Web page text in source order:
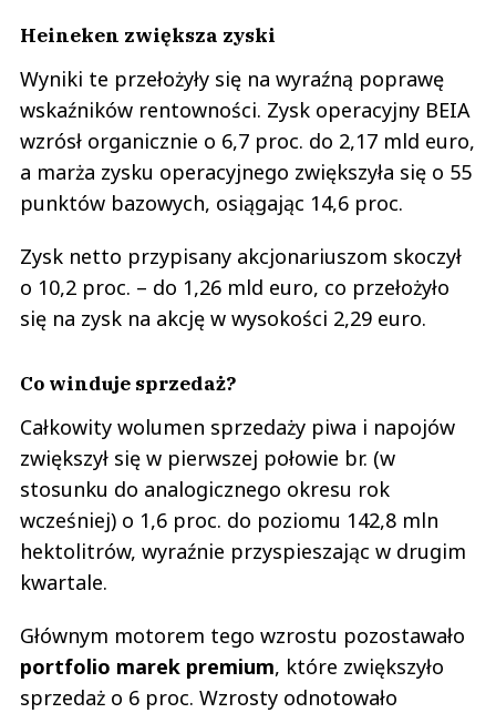
Heineken zwiększa zyski
Wyniki te przełożyły się na wyraźną poprawę
wskaźników rentowności. Zysk operacyjny BEIA
wzrósł organicznie o 6,7 proc. do 2,17 mld euro,
a marża zysku operacyjnego zwiększyła się o 55
punktów bazowych, osiągając 14,6 proc.
Zysk netto przypisany akcjonariuszom skoczył
o 10,2 proc. – do 1,26 mld euro, co przełożyło
się na zysk na akcję w wysokości 2,29 euro.
Co winduje sprzedaż?
Całkowity wolumen sprzedaży piwa i napojów
zwiększył się w pierwszej połowie br. (w
stosunku do analogicznego okresu rok
wcześniej) o 1,6 proc. do poziomu 142,8 mln
hektolitrów, wyraźnie przyspieszając w drugim
kwartale.
Głównym motorem tego wzrostu pozostawało
portfolio marek premium, które zwiększyło
sprzedaż o 6 proc. Wzrosty odnotowało